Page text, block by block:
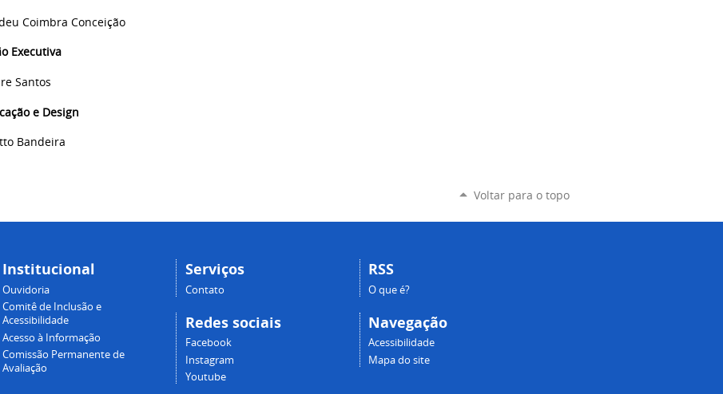
Coimbra Conceição
Executiva
Santos
e Design
Bandeira
Voltar para o topo
Institucional
Ouvidoria
Comitê de Inclusão e
Acessibilidade
Acesso à Informação
Comissão Permanente de
Avaliação
Serviços
Contato
Redes sociais
Facebook
Instagram
Youtube
RSS
O que é?
Navegação
Acessibilidade
Mapa do site